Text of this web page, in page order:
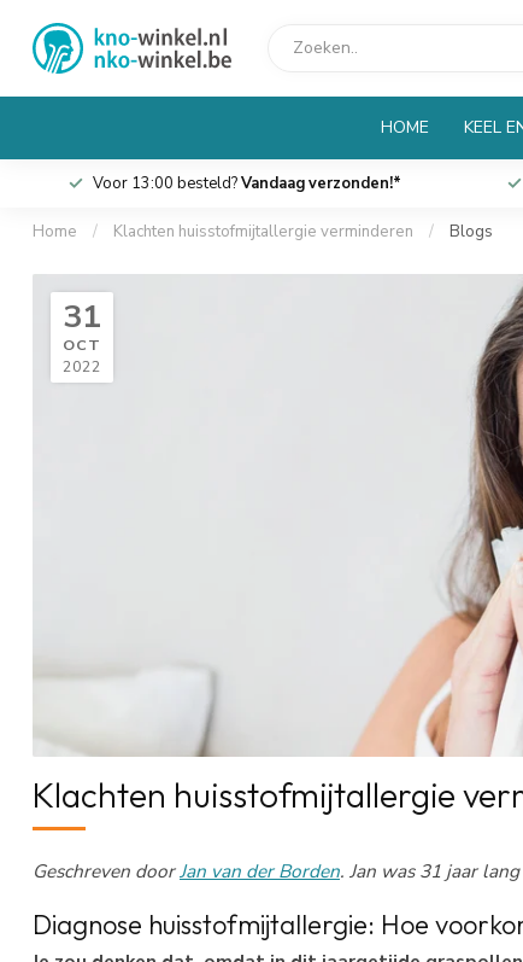
HOME KEEL
Voor 13:00 besteld?Vandaag verzonden!*
Home / Klachten huisstofmijtallergie verminderen / Blogs
31
OCT
2022
Klachten huisstofmijtallergie
Geschreven doorJan van der Borden. Jan was 31 jaar
Diagnose huisstofmijtallergie: Hoe